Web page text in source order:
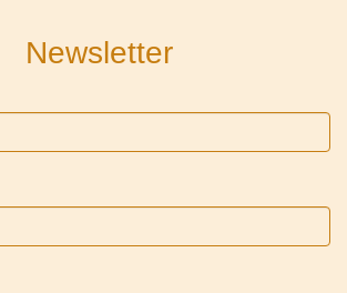
Newsletter